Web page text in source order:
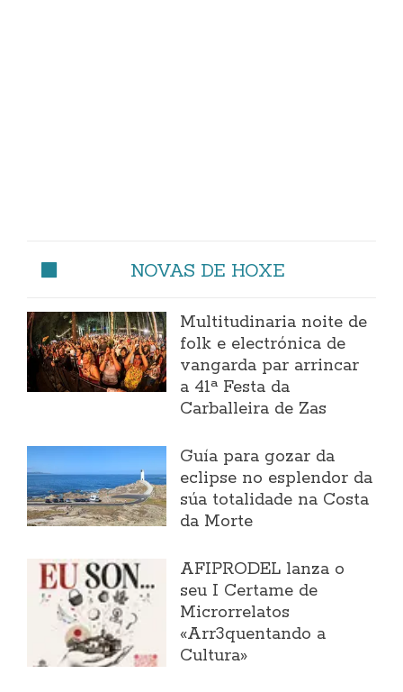
NOVAS DE HOXE
Multitudinaria noite de
folk e electrónica de
vangarda par arrincar
a 41ª Festa da
Carballeira de Zas
Guía para gozar da
eclipse no esplendor da
súa totalidade na Costa
da Morte
AFIPRODEL lanza o
seu I Certame de
Microrrelatos
«Arr3quentando a
Cultura»